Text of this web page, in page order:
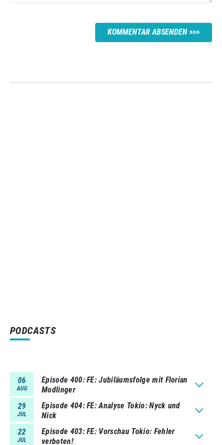
KOMMENTAR ABSENDEN
PODCASTS
06
AUG
Episode 400 FE: Jubiläumsfolge mit Florian
Modlinger
29
JUL
Episode 404 FE: Analyse Tokio: Nyck und
Nick
22
JUL
Episode 403 FE: Vorschau Tokio: Fehler
verboten!